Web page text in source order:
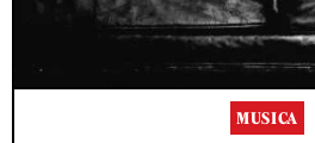
MUSICA